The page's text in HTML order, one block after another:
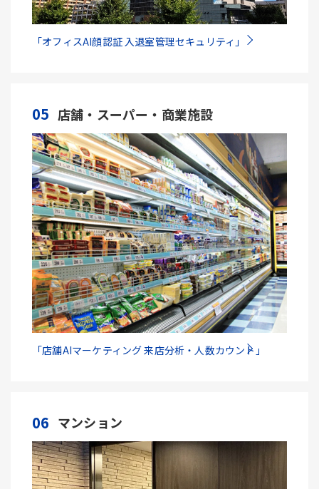
「オフィスAI顔認証 入退室管理セキュリティ」
05 店舗・スーパー・商業施設
「店舗AIマーケティング 来店分析・人数カウント」
06 マンション